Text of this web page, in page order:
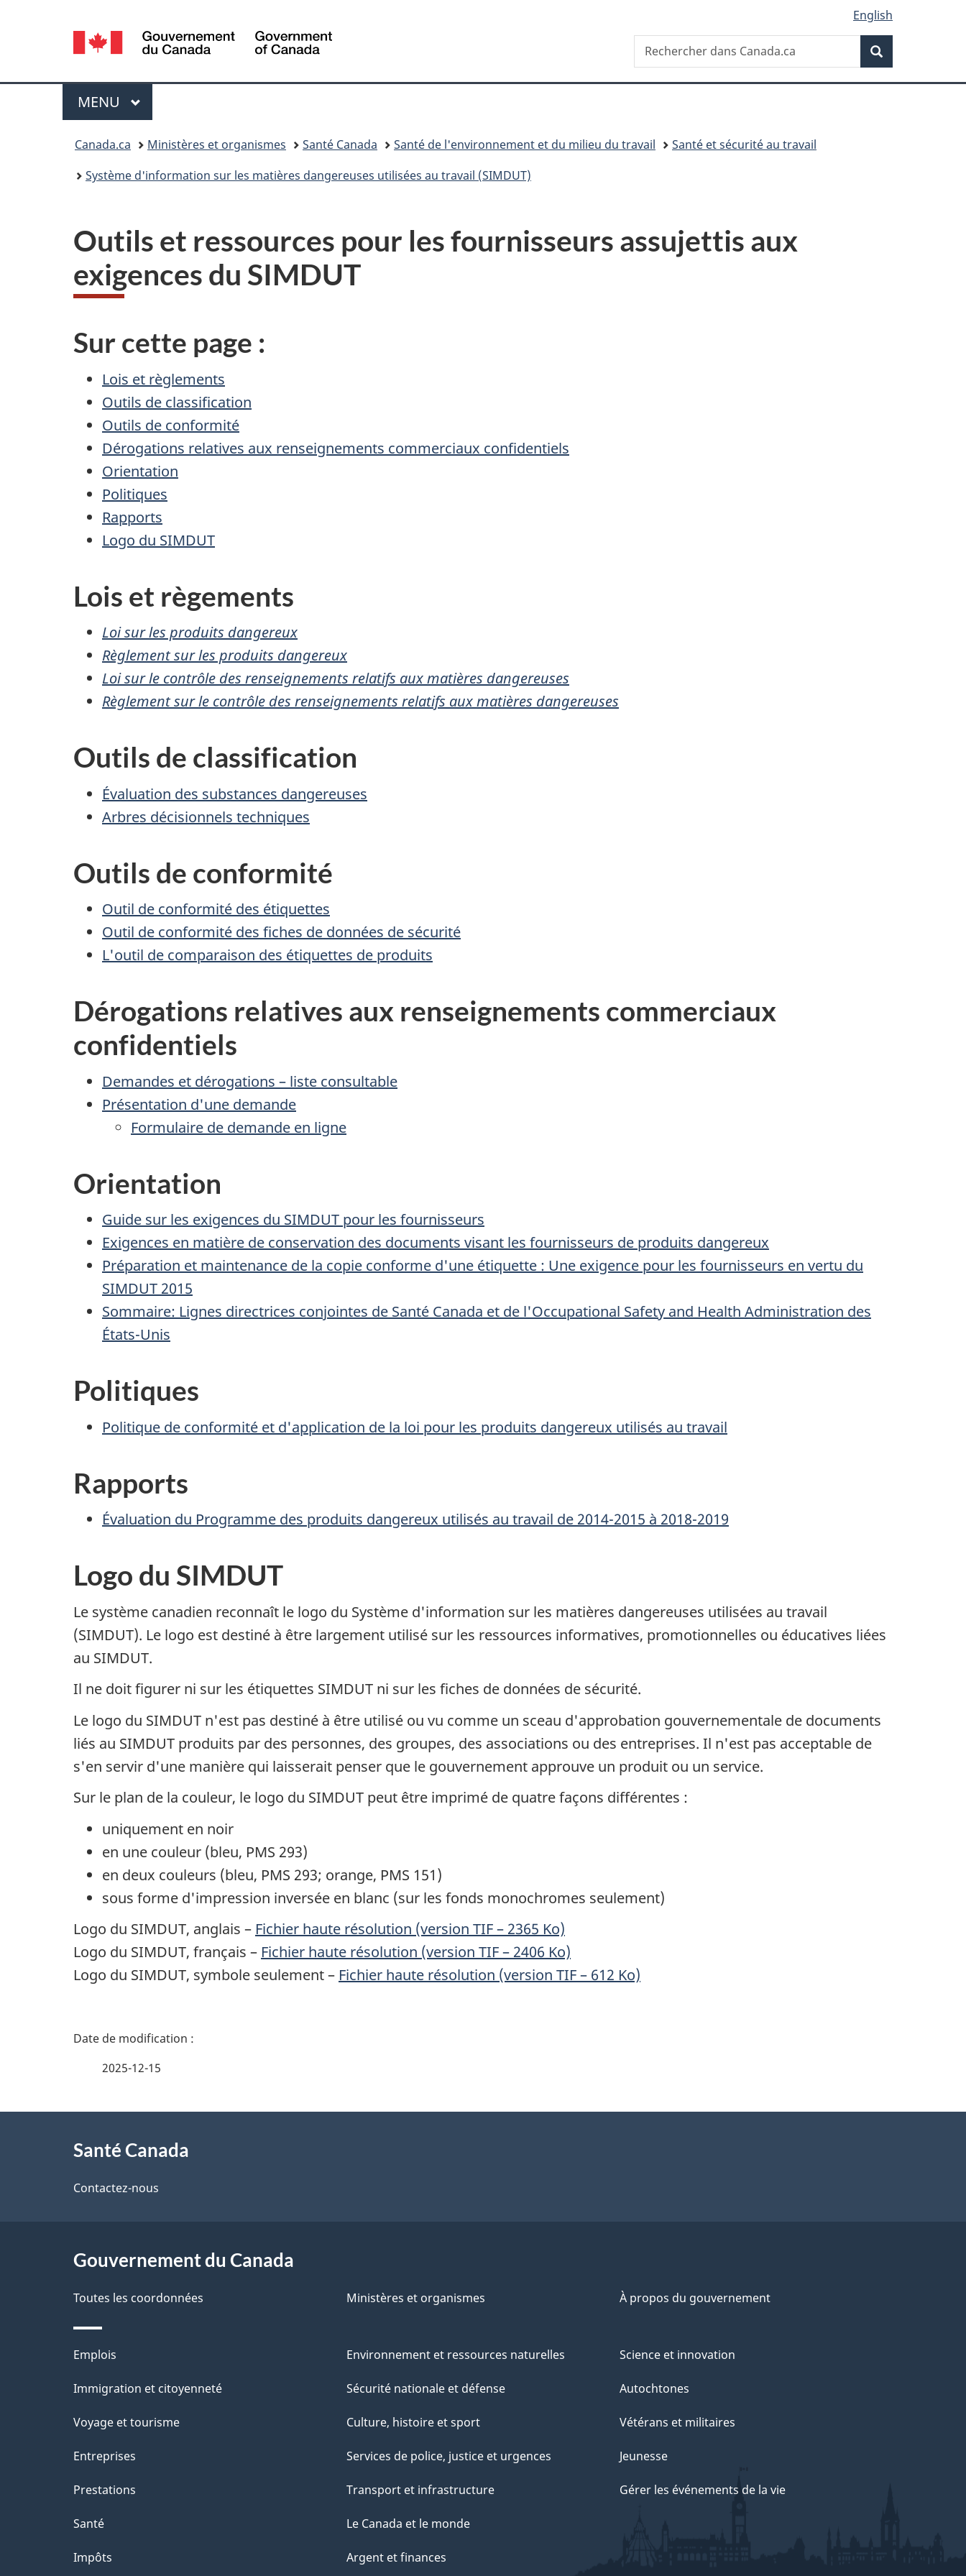
sujet
HTML
Sélection
de
la
langue
English
Canada
Recherche
Rechercher
dans
Menu
MENU PRINCIPAL
Canada.ca Ministères et organismes Santé Canada Santé de l'environnement et du milieu du travail
Santé et sécurité au travail
Système d'information sur les matières dangereuses utilisées au travail (SIMDUT)
Outils et ressources pour les fournisseurs assujettis aux
exigences du SIMDUT
Sur cette page :
Lois et règlements
Outils de classification
Outils de conformité
Dérogations relatives aux renseignements commerciaux confidentiels
Orientation
Politiques
Rapports
Logo du SIMDUT
Lois et règements
Loi sur les produits dangereux
Règlement sur les produits dangereux
Loi sur le contrôle des renseignements relatifs aux matières dangereuses
Règlement sur le contrôle des renseignements relatifs aux matières dangereuses
Outils de classification
Évaluation des substances dangereuses
Arbres décisionnels techniques
Outils de conformité
Outil de conformité des étiquettes
Outil de conformité des fiches de données de sécurité
L'outil de comparaison des étiquettes de produits
Dérogations relatives aux renseignements commerciaux
confidentiels
Demandes et dérogations – liste consultable
Présentation d'une demande
Formulaire de demande en ligne
Orientation
Guide sur les exigences du SIMDUT pour les fournisseurs
Exigences en matière de conservation des documents visant les fournisseurs de produits dangereux
Préparation et maintenance de la copie conforme d'une étiquette : Une exigence pour les fournisseurs en vertu du
SIMDUT 2015
Sommaire: Lignes directrices conjointes de Santé Canada et de l'Occupational Safety and Health Administration des
États-Unis
Politiques
Politique de conformité et d'application de la loi pour les produits dangereux utilisés au travail
Rapports
Évaluation du Programme des produits dangereux utilisés au travail de 2014-2015 à 2018-2019
Logo du SIMDUT
Le système canadien reconnaît le logo du Système d'information sur les matières dangereuses utilisées au travail
(SIMDUT). Le logo est destiné à être largement utilisé sur les ressources informatives, promotionnelles ou éducatives liées
au SIMDUT.
Il ne doit figurer ni sur les étiquettes SIMDUT ni sur les fiches de données de sécurité.
Le logo du SIMDUT n'est pas destiné à être utilisé ou vu comme un sceau d'approbation gouvernementale de documents
liés au SIMDUT produits par des personnes, des groupes, des associations ou des entreprises. Il n'est pas acceptable de
s'en servir d'une manière qui laisserait penser que le gouvernement approuve un produit ou un service.
Sur le plan de la couleur, le logo du SIMDUT peut être imprimé de quatre façons différentes :
uniquement en noir
en une couleur (bleu, PMS 293)
en deux couleurs (bleu, PMS 293; orange, PMS 151)
sous forme d'impression inversée en blanc (sur les fonds monochromes seulement)
Logo du SIMDUT, anglais – Fichier haute résolution (version TIF – 2365 Ko)
Logo du SIMDUT, français – Fichier haute résolution (version TIF – 2406 Ko)
Logo du SIMDUT, symbole seulement – Fichier haute résolution (version TIF – 612 Ko)
D
a
l
d
e
l
2025-12-15
proposSanté Canada
Contactez-nous
Gouvernement du Canada
Toutes les coordonnées Ministères et organismes À propos du gouvernement
Thèmes
et
Emplois
Immigration et citoyenneté
Voyage et tourisme
Entreprises
Prestations
Santé
Impôts
Environnement et ressources naturelles
Sécurité nationale et défense
Culture, histoire et sport
Services de police, justice et urgences
Transport et infrastructure
Le Canada et le monde
Argent et finances
Science et innovation
Autochtones
Vétérans et militaires
Jeunesse
Gérer les événements de la vie